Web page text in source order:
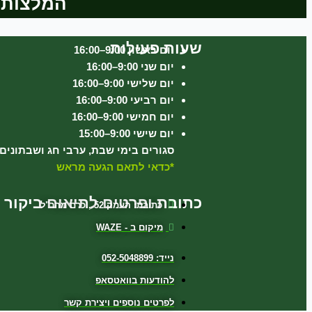
שעות פעילות
יום ראשון 9:00–16:00
יום שני 9:00–16:00
יום שלישי 9:00–16:00
יום רביעי 9:00–16:00
יום חמישי 9:00–16:00
יום שישי 9:00–15:00
סגורים בימי שבת, ערבי חג ושבתונים
*כדאי לתאם הגעה מראש
כתובת ופרטים לתיאום ביקור
כתובת: העמק 52 , כרם מהר"ל
מיקום ב - WAZE
נייד: 052-5048899
להודעות בוואטסאפ
לפרטים נוספים ויצירת קשר